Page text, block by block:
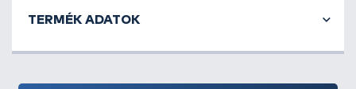
TERMÉK ADATOK